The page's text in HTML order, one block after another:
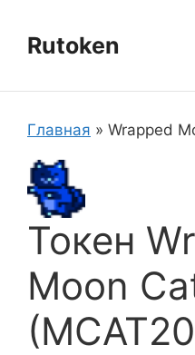
содержимому
Rutoken
Главная » Wrapped
Токен
Moon